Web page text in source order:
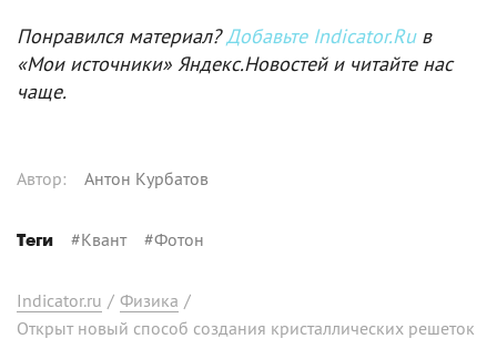
Понравился материал?Добавьте Indicator.Ruв
«Мои источники» Яндекс.Новостей и читайте нас
чаще.
Автор: Антон Курбатов
Теги #Квант#Фотон
Indicator.ru / Физика /
Открыт новый способ создания кристаллических решеток